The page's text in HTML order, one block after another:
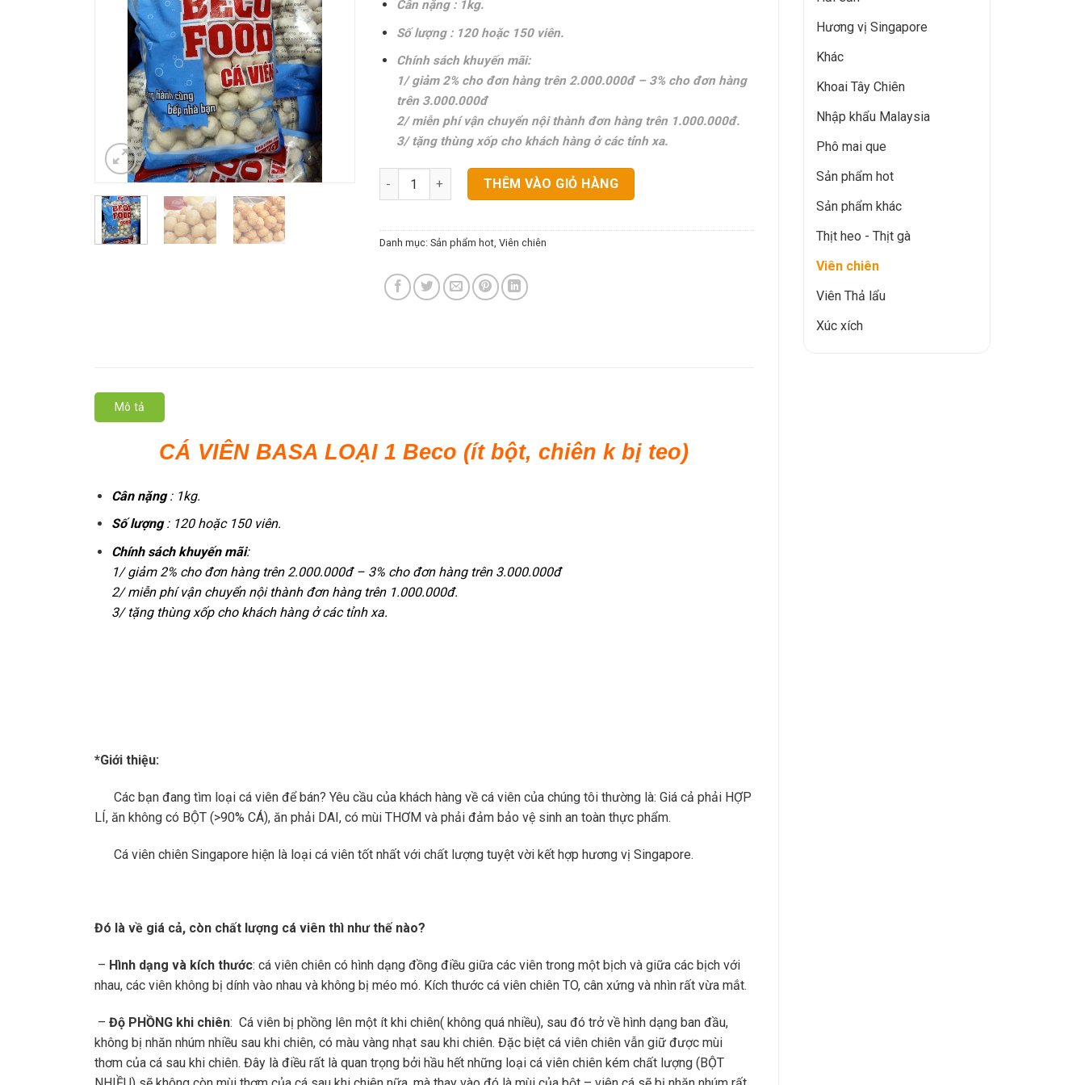
Hương vị Singapore
Khác
Khoai Tây Chiên
Nhập khẩu Malaysia
Phô mai que
Sản phẩm hot
Sản phẩm khác
Thịt heo - Thịt gà
Viên chiên
Viên Thả lẩu
Xúc xích
Cân nặng : 1kg.
Số lượng : 120 hoặc 150 viên.
Chính sách khuyến mãi:
1/ giảm 2% cho đơn hàng trên 2.000.000đ – 3% cho đơn hàng
trên 3.000.000đ
2/ miễn phí vận chuyển nội thành đơn hàng trên 1.000.000đ.
3/ tặng thùng xốp cho khách hàng ở các tỉnh xa.
Cá Viên Basa Loại 1 Beco số lượng
THÊM VÀO GIỎ HÀNG
Danh mục: Sản phẩm hot, Viên chiên
Mô tả
CÁ VIÊN BASA LOẠI 1 Beco (ít bột, chiên k bị teo)
Cân nặng: 1kg.
Số lượng: 120 hoặc 150 viên.
Chính sách khuyến mãi:
1/ giảm 2% cho đơn hàng trên 2.000.000đ – 3% cho đơn hàng trên 3.000.000đ
2/ miễn phí vận chuyển nội thành đơn hàng trên 1.000.000đ.
3/ tặng thùng xốp cho khách hàng ở các tỉnh xa.
*Giới thiệu:
Các bạn đang tìm loại cá viên để bán? Yêu cầu của khách hàng về cá viên của chúng tôi thường là: Giá cả phải HỢP
LÍ, ăn không có BỘT (>90% CÁ), ăn phải DAI, có mùi THƠM và phải đảm bảo vệ sinh an toàn thực phẩm.
Cá viên chiên Singapore hiện là loại cá viên tốt nhất với chất lượng tuyệt vời kết hợp hương vị Singapore.
Đó là về giá cả, còn chất lượng cá viên thì như thế nào?
– Hình dạng và kích thước: cá viên chiên có hình dạng đồng điều giữa các viên trong một bịch và giữa các bịch với
nhau, các viên không bị dính vào nhau và không bị méo mó. Kích thước cá viên chiên TO, cân xứng và nhìn rất vừa mắt.
– Độ PHỒNG khi chiên: Cá viên bị phồng lên một ít khi chiên( không quá nhiều), sau đó trở về hình dạng ban đầu,
không bị nhăn nhúm nhiều sau khi chiên, có màu vàng nhạt sau khi chiên. Đặc biệt cá viên chiên vẫn giữ được mùi
thơm của cá sau khi chiên. Đây là điều rất là quan trọng bởi hầu hết những loại cá viên chiên kém chất lượng (BỘT